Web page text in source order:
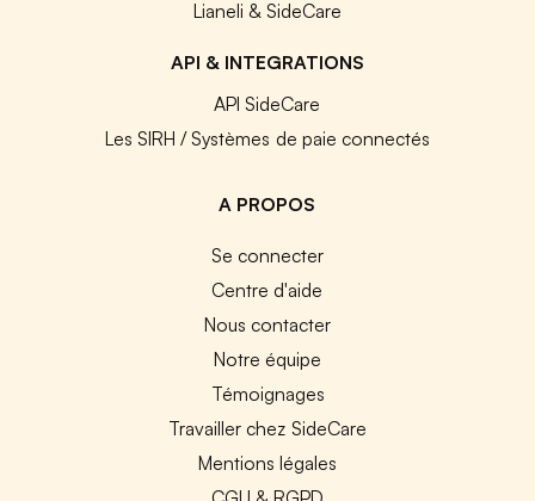
Lianeli & SideCare
API & INTEGRATIONS
API SideCare
Les SIRH / Systèmes de paie connectés
A PROPOS
Se connecter
Centre d'aide
Nous contacter
Notre équipe
Témoignages
Travailler chez SideCare
Mentions légales